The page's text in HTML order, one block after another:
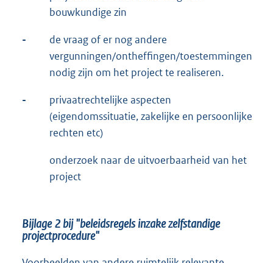
bouwkundige zin
-
de vraag of er nog andere
vergunningen/ontheffingen/toestemmingen
nodig zijn om het project te realiseren.
-
privaatrechtelijke aspecten
(eigendomssituatie, zakelijke en persoonlijke
rechten etc)
onderzoek naar de uitvoerbaarheid van het
project
Bijlage 2 bij "beleidsregels inzake zelfstandige
projectprocedure"